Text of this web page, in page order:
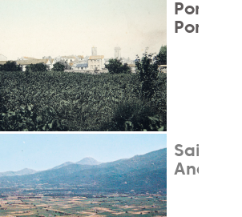
Pontellà
Saint
André